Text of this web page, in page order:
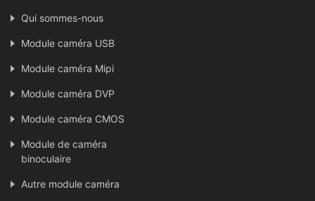
Qui sommes-nous
Module caméra USB
Module caméra Mipi
Module caméra DVP
Module caméra CMOS
Module de caméra
binoculaire
Autre module caméra